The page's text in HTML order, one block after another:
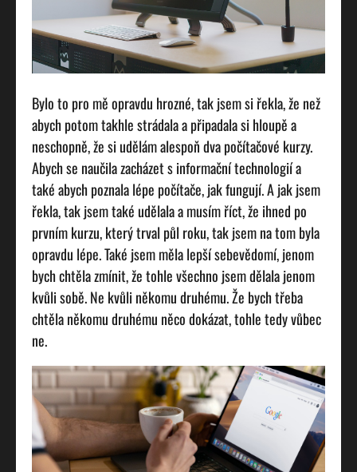
Bylo to pro mě opravdu hrozné, tak jsem si řekla, že než
abych potom takhle strádala a připadala si hloupě a
neschopně, že si udělám alespoň dva počítačové kurzy.
Abych se naučila zacházet s informační technologií a
také abych poznala lépe počítače, jak fungují. A jak jsem
řekla, tak jsem také udělala a musím říct, že ihned po
prvním kurzu, který trval půl roku, tak jsem na tom byla
opravdu lépe. Také jsem měla lepší sebevědomí, jenom
bych chtěla zmínit, že tohle všechno jsem dělala jenom
kvůli sobě. Ne kvůli někomu druhému. Že bych třeba
chtěla někomu druhému něco dokázat, tohle tedy vůbec
ne.